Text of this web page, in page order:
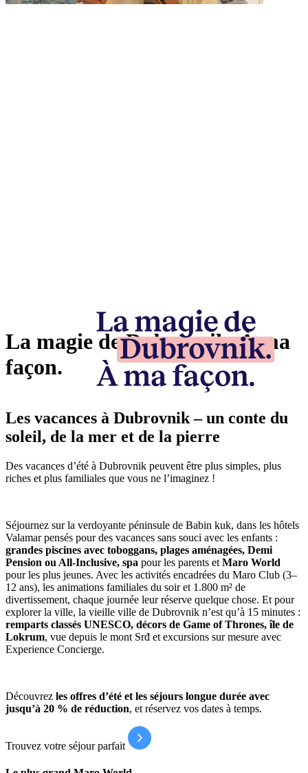
La magie de Dubrovnik. À ma
façon.
Les vacances à Dubrovnik – un conte du
soleil, de la mer et de la pierre
Des vacances d’été à Dubrovnik peuvent être plus simples, plus
riches et plus familiales que vous ne l’imaginez !
Séjournez sur la verdoyante péninsule de Babin kuk, dans les hôtels
Valamar pensés pour des vacances sans souci avec les enfants :
grandes piscines avec toboggans, plages aménagées, Demi
Pension ou All-Inclusive, spa pour les parents et Maro World
pour les plus jeunes. Avec les activités encadrées du Maro Club (3–
12 ans), les animations familiales du soir et 1.800 m² de
divertissement, chaque journée leur réserve quelque chose. Et pour
explorer la ville, la vieille ville de Dubrovnik n’est qu’à 15 minutes :
remparts classés UNESCO, décors de Game of Thrones, île de
Lokrum, vue depuis le mont Srđ et excursions sur mesure avec
Experience Concierge.
Découvrez les offres d’été et les séjours longue durée avec
jusqu’à 20 % de réduction, et réservez vos dates à temps.
Trouvez votre séjour parfait